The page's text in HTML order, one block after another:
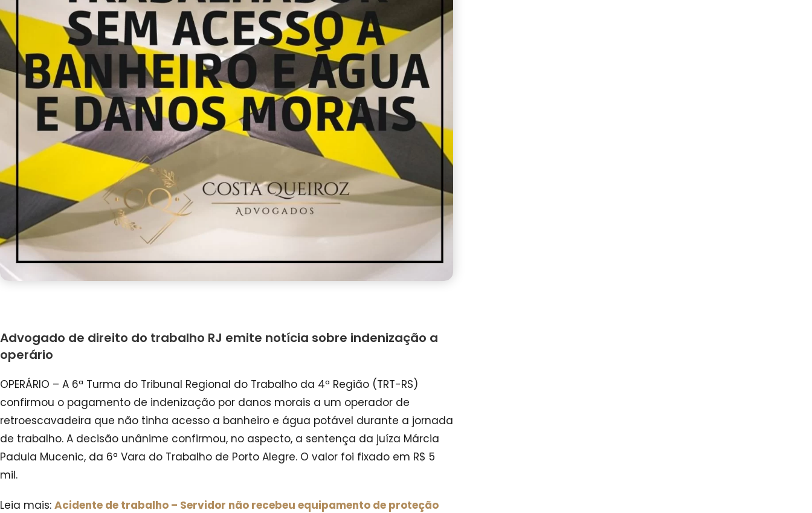
Advogado de direito do trabalho RJ emite notícia sobre indenização a
operário
OPERÁRIO – A 6ª Turma do Tribunal Regional do Trabalho da 4ª Região (TRT-RS)
confirmou o pagamento de indenização por danos morais a um operador de
retroescavadeira que não tinha acesso a banheiro e água potável durante a jornada
de trabalho. A decisão unânime confirmou, no aspecto, a sentença da juíza Márcia
Padula Mucenic, da 6ª Vara do Trabalho de Porto Alegre. O valor foi fixado em R$ 5
mil.
Leia mais: Acidente de trabalho – Servidor não recebeu equipamento de proteção